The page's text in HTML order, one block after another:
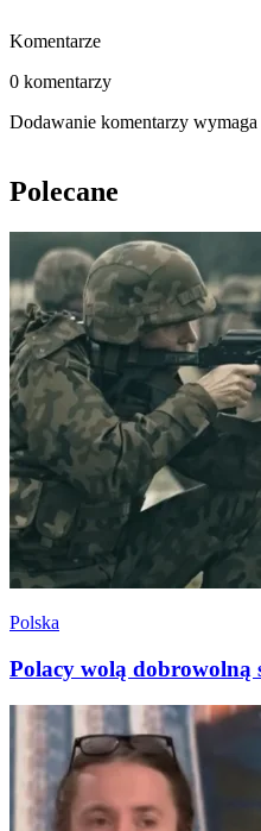
Komentarze
0 komentarzy
Dodawanie komentarzy
Polecane
Polska
Polacy wolą dobrowolną